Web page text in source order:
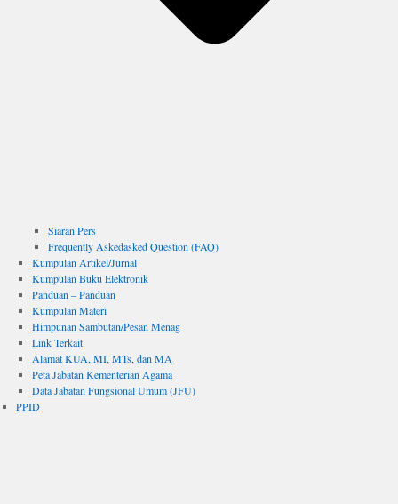
Siaran Pers
Frequently Askedasked Question (FAQ)
Kumpulan Artikel/Jurnal
Kumpulan Buku Elektronik
Panduan – Panduan
Kumpulan Materi
Himpunan Sambutan/Pesan Menag
Link Terkait
Alamat KUA, MI, MTs, dan MA
Peta Jabatan Kementerian Agama
Data Jabatan Fungsional Umum (JFU)
PPID